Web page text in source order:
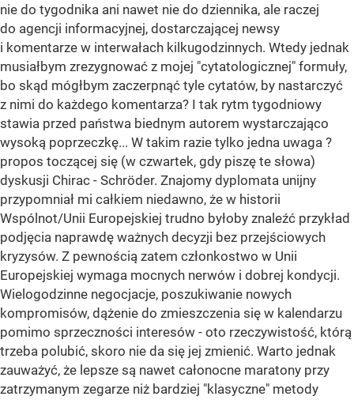
nie do tygodnika ani nawet nie do dziennika, ale raczej
do agencji informacyjnej, dostarczającej newsy
i komentarze w interwałach kilkugodzinnych. Wtedy jednak
musiałbym zrezygnować z mojej "cytatologicznej" formuły,
bo skąd mógłbym zaczerpnąć tyle cytatów, by nastarczyć
z nimi do każdego komentarza? I tak rytm tygodniowy
stawia przed państwa biednym autorem wystarczająco
wysoką poprzeczkę... W takim razie tylko jedna uwaga ?
propos toczącej się (w czwartek, gdy piszę te słowa)
dyskusji Chirac - Schröder. Znajomy dyplomata unijny
przypomniał mi całkiem niedawno, że w historii
Wspólnot/Unii Europejskiej trudno byłoby znaleźć przykład
podjęcia naprawdę ważnych decyzji bez przejściowych
kryzysów. Z pewnością zatem członkostwo w Unii
Europejskiej wymaga mocnych nerwów i dobrej kondycji.
Wielogodzinne negocjacje, poszukiwanie nowych
kompromisów, dążenie do zmieszczenia się w kalendarzu
pomimo sprzeczności interesów - oto rzeczywistość, którą
trzeba polubić, skoro nie da się jej zmienić. Warto jednak
zauważyć, że lepsze są nawet całonocne maratony przy
zatrzymanym zegarze niż bardziej "klasyczne" metody